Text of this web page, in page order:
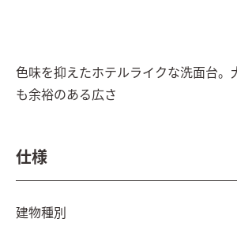
色味を抑えたホテルライクな洗面台。
も余裕のある広さ
仕様
建物種別